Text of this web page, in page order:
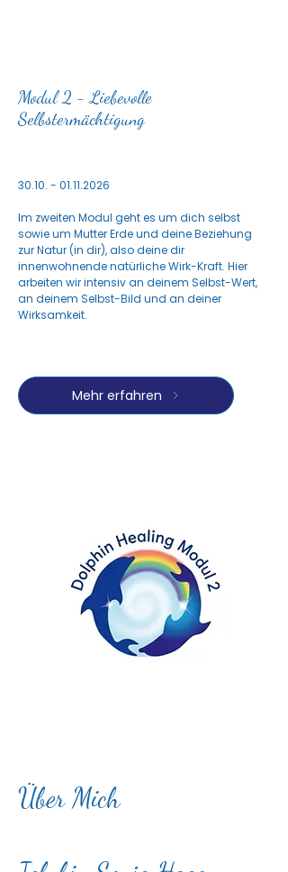
Modul 2 - Liebevolle
Selbstermächtigung
30.10. - 01.11.2026
​Im zweiten Modul geht es um dich selbst
sowie um Mutter Erde und deine Beziehung
zur Natur (in dir), also deine dir
innenwohnende natürliche Wirk-Kraft. Hier
arbeiten wir intensiv an deinem Selbst-Wert,
an deinem Selbst-Bild und an deiner
Wirksamkeit.
Mehr erfahren
Über Mich